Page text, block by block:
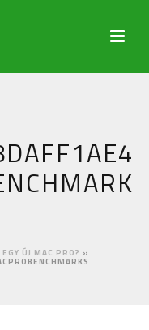
ÚJ MAC PRO? »